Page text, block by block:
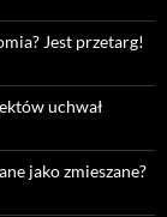
Jest przetarg!
uchwał
jako zmieszane?